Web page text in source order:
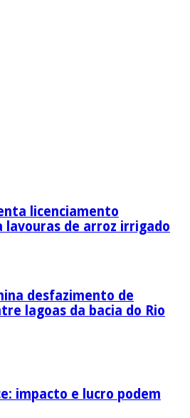
licenciamento
lavouras de arroz irrigado
desfazimento de
lagoas da bacia do Rio
impacto e lucro podem